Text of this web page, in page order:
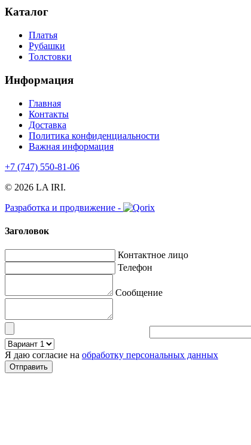
Каталог
Платья
Рубашки
Толстовки
Информация
Главная
Контакты
Доставка
Политика конфиденциальности
Важная информация
+7 (747) 550-81-06
© 2026 LA IRI.
Разработка и продвижение -
Заголовок
Контактное лицо
Телефон
Сообщение
Я даю согласие на обработку персональных данных